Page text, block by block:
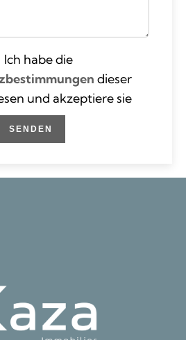
Ich habe die
dieser
und akzeptiere sie
SENDEN